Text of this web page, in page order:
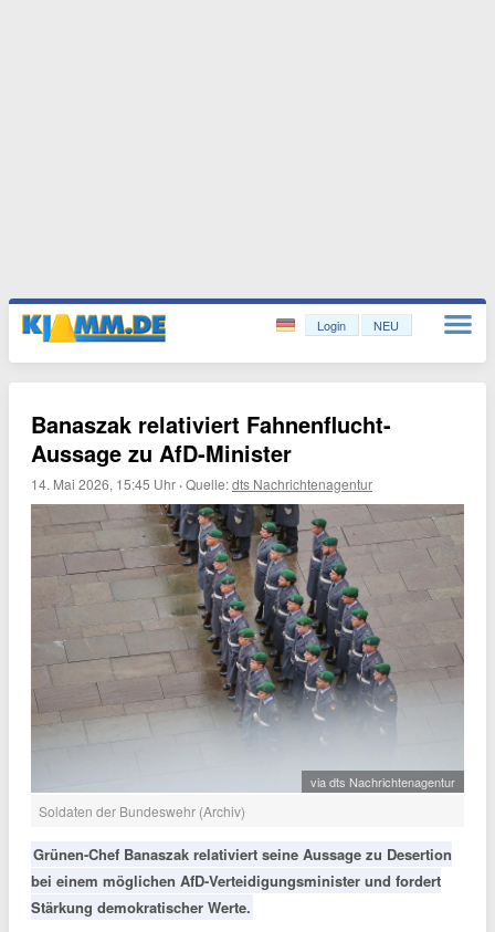
Login NEU
Banaszak relativiert Fahnenflucht-
Aussage zu AfD-Minister
14. Mai 2026, 15:45 Uhr ·Quelle:dts Nachrichtenagentur
via dts Nachrichtenagentur
Soldaten der Bundeswehr (Archiv)
Grünen-Chef Banaszak relativiert seine Aussage zu Desertion
bei einem möglichen AfD-Verteidigungsminister und fordert
Stärkung demokratischer Werte.